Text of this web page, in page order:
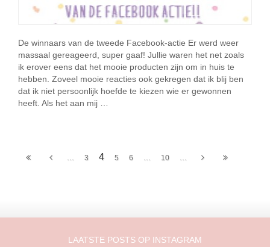
De winnaars van de tweede Facebook-actie Er werd weer
massaal gereageerd, super gaaf! Jullie waren het net zoals
ik erover eens dat het mooie producten zijn om in huis te
hebben. Zoveel mooie reacties ook gekregen dat ik blij ben
dat ik niet persoonlijk hoefde te kiezen wie er gewonnen
heeft. Als het aan mij …
3 4 5 6 10
LAATSTE POSTS OP INSTAGRAM